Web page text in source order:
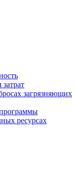
загрязняющих
ресурсах